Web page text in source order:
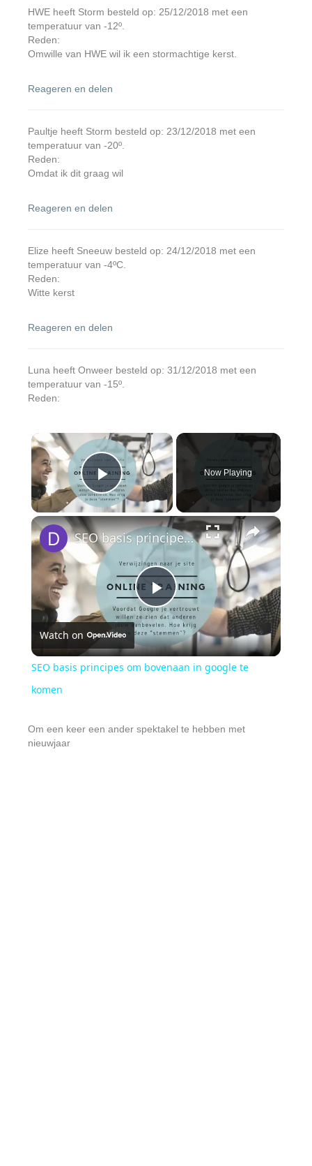
HWE heeft Storm besteld op: 25/12/2018 met een
temperatuur van -12º.
Reden:
Omwille van HWE wil ik een stormachtige kerst.
Reageren en delen
Paultje heeft Storm besteld op: 23/12/2018 met een
temperatuur van -20º.
Reden:
Omdat ik dit graag wil
Reageren en delen
Elize heeft Sneeuw besteld op: 24/12/2018 met een
temperatuur van -4ºC.
Reden:
Witte kerst
Reageren en delen
Luna heeft Onweer besteld op: 31/12/2018 met een
temperatuur van -15º.
Reden:
×
Play Video
Now Playing
×
P
l
y
SEO basis principes om bovenaan in google te komen
Watch on
SEO basis principes om bovenaan in google te
komen
Om een keer een ander spektakel te hebben met
nieuwjaar